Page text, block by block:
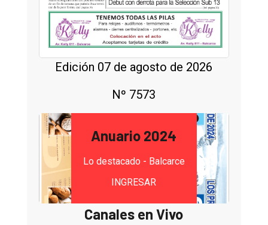
Edición 07 de agosto de 2026
Nº 7573
Anuario 2024
Lo destacado - Balcarce
INGRESAR
Canales en Vivo